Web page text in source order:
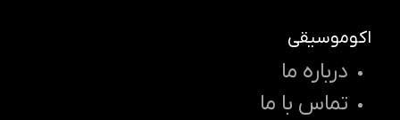
اکوموسیقی
درباره ما
تماس با ما